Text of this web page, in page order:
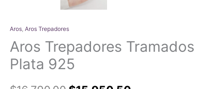
Aros, Aros Trepadores
Aros Trepadores Tramados
Plata 925